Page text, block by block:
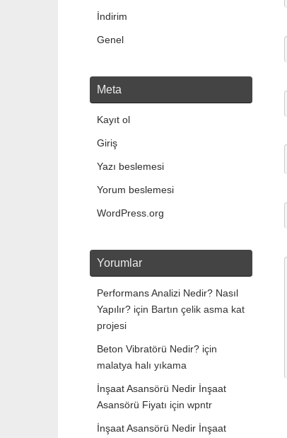
İndirim
Genel
Meta
Kayıt ol
Giriş
Yazı beslemesi
Yorum beslemesi
WordPress.org
Yorumlar
Performans Analizi Nedir? Nasıl
Yapılır? için Bartın çelik asma kat
projesi
Beton Vibratörü Nedir? için
malatya halı yıkama
İnşaat Asansörü Nedir İnşaat
Asansörü Fiyatı için wpntr
İnşaat Asansörü Nedir İnşaat